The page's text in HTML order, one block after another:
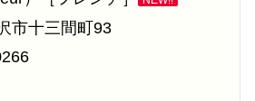
市十三間町93